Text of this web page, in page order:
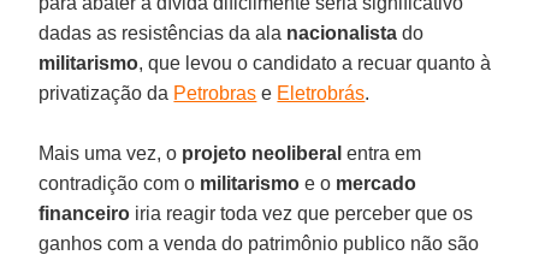
dadas as resistências da ala nacionalista do
militarismo, que levou o candidato a recuar quanto à
privatização da Petrobras e Eletrobrás.
Mais uma vez, o projeto neoliberal entra em
contradição com o militarismo e o mercado
financeiro iria reagir toda vez que perceber que os
ganhos com a venda do patrimônio publico não são